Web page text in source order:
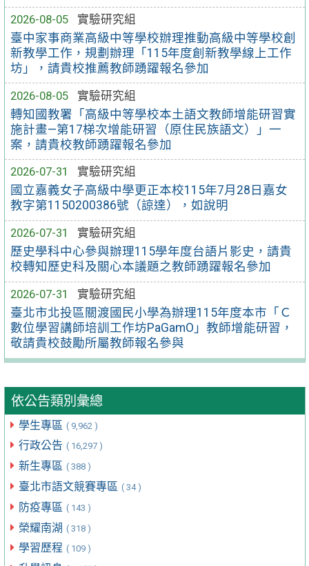
2026-08-05
實驗研究組
臺中家事商業高級中等學校辦理推動高級中等學校創
新教學工作，規劃辦理「115年度創新教學線上工作
坊」，請貴校推薦教師踴躍報名參加
2026-08-05
實驗研究組
轉知國教署「高級中等學校本土語文教師增能研習實
施計畫—第17梯次增能研習（原住民族語文）」一
案，請貴校教師踴躍報名參加
2026-07-31
實驗研究組
國立嘉義女子高級中學更正本校115年7月28日嘉女
教字第1150200386號（諒達），如說明
2026-07-31
實驗研究組
歷史學科中心參與辦理115學年度台語片影史，請貴
校轉知歷史科及關心本議題之教師踴躍報名參加
2026-07-31
實驗研究組
臺北市北投區關渡國民小學為辦理115年度本市「Ｃ
數位學習講師培訓工作坊PaGamO」教師增能研習，
敬請貴校鼓勵所屬教師報名參與
依公告類別彙總
學生專區 ( 9,962 )
行政公告 ( 16,297 )
新生專區 ( 388 )
臺北市語文競賽專區 ( 34 )
防疫專區 ( 143 )
榮耀南湖 ( 318 )
學習歷程 ( 109 )